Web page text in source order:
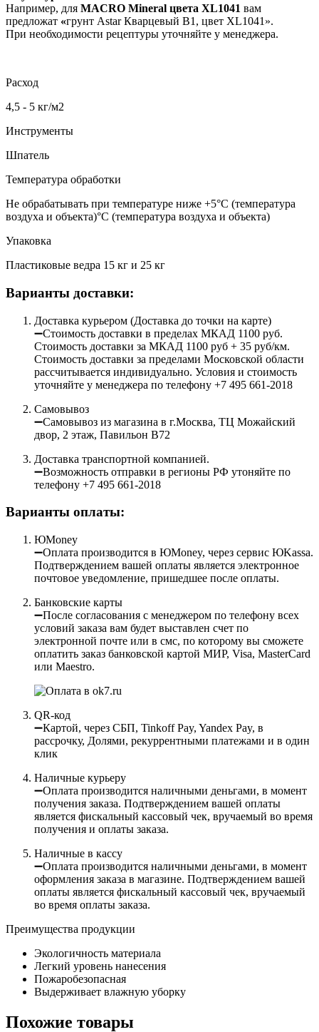
Например, для MACRO Mineral цвета XL1041 вам
предложат «грунт Аstar Кварцевый В1, цвет XL1041».
При необходимости рецептуры уточняйте у менеджера.
Расход
4,5 - 5 кг/м2
Инструменты
Шпатель
Температура обработки
Не обрабатывать при температуре ниже +5°С (температура
воздуха и объекта)°С (температура воздуха и объекта)
Упаковка
Пластиковые ведра 15 кг и 25 кг
Варианты доставки:
Доставка курьером (Доставка до точки на карте)
➖Стоимость доставки в пределах МКАД 1100 руб.
Стоимость доставки за МКАД 1100 руб + 35 руб/км.
Стоимость доставки за пределами Московской области
рассчитывается индивидуально. Условия и стоимость
уточняйте у менеджера по телефону +7 495 661-2018
Самовывоз
➖Самовывоз из магазина в г.Москва, ТЦ Можайский
двор, 2 этаж, Павильон B72
Доставка транспортной компанией.
➖Возможность отправки в регионы РФ утоняйте по
телефону +7 495 661-2018
Варианты оплаты:
ЮMoney
➖Оплата производится в ЮMoney, через сервис ЮKassa.
Подтверждением вашей оплаты является электронное
почтовое уведомление, пришедшее после оплаты.
Банковские карты
➖После согласования с менеджером по телефону всех
условий заказа вам будет выставлен счет по
электронной почте или в смс, по которому вы сможете
оплатить заказ банковской картой МИР, Visa, MasterCard
или Maestro.
QR-код
➖Картой, через СБП, Tinkoff Pay, Yandex Pay, в
рассрочку, Долями, рекуррентными платежами и в один
клик
Наличные курьеру
➖Оплата производится наличными деньгами, в момент
получения заказа. Подтверждением вашей оплаты
является фискальный кассовый чек, вручаемый во время
получения и оплаты заказа.
Наличные в кассу
➖Оплата производится наличными деньгами, в момент
оформления заказа в магазине. Подтверждением вашей
оплаты является фискальный кассовый чек, вручаемый
во время оплаты заказа.
Преимущества продукции
Экологичность материала
Легкий уровень нанесения
Пожаробезопасная
Выдерживает влажную уборку
Похожие товары